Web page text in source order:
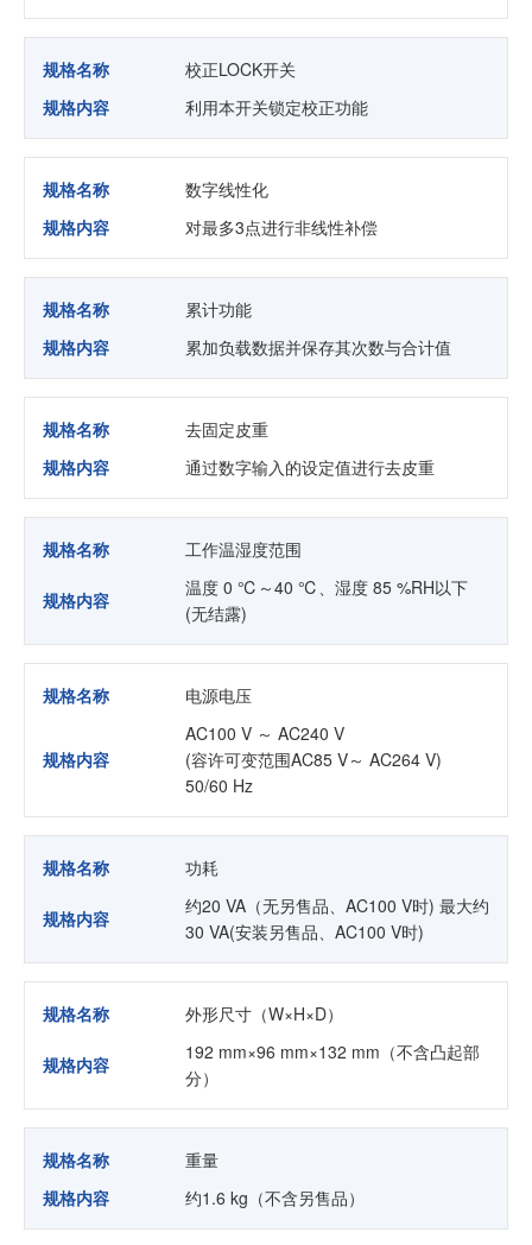
规格名称
校正LOCK开关
规格内容
利用本开关锁定校正功能
规格名称
数字线性化
规格内容
对最多3点进行非线性补偿
规格名称
累计功能
规格内容
累加负载数据并保存其次数与合计值
规格名称
去固定皮重
规格内容
通过数字输入的设定值进行去皮重
规格名称 工作温湿度范围
规格内容
温度 0 ℃～40 ℃、湿度 85 %RH以下
(无结露)
规格名称 电源电压
规格内容
AC100 V ～ AC240 V
(容许可变范围AC85 V～ AC264 V)
50/60 Hz
规格名称 功耗
规格内容
约20 VA（无另售品、AC100 V时) 最大约
30 VA(安装另售品、AC100 V时)
规格名称 外形尺寸（W×H×D）
规格内容
192 mm×96 mm×132 mm（不含凸起部
分）
规格名称
重量
规格内容
约1.6 kg（不含另售品）